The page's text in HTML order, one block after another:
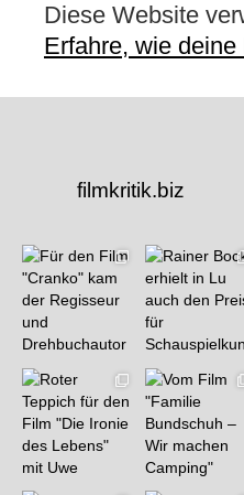
Diese Website
Erfahre, wie
filmkritik.biz